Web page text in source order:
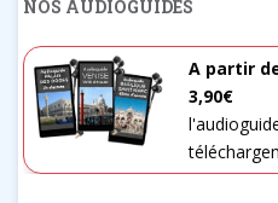
NOS AUDIOGUIDES
A partir
3,90€